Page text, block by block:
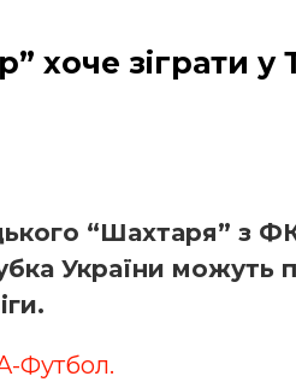
хоче зіграти у
“Шахтаря” з
України можуть
Футбол.